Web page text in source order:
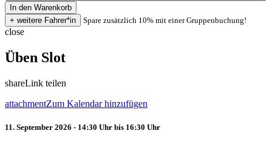
Spare zusätzlich 10% mit einer Gruppenbuchung!
close
Üben Slot
shareLink teilen
attachmentZum Kalendar hinzufügen
11. September 2026 - 14:30 Uhr bis 16:30 Uhr